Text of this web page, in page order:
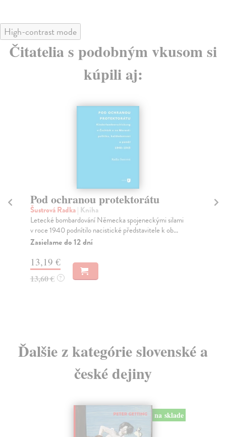
High-contrast mode
Čitatelia s podobným vkusom si
kúpili aj:
Pod ochranou protektorátu
Šustrová Radka| Kniha
Letecké bombardování Německa spojeneckými silami
v roce 1940 podnítilo nacistické představitele k ob...
Zasielame do 12 dní
13,19 €
13,60 € ?
Ďalšie z kategórie slovenské a
české dejiny
na sklade